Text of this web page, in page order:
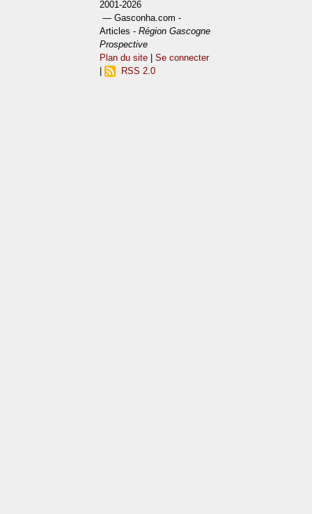
2001-2026
— Gasconha.com -
Articles -Région Gascogne
Prospective
Plan du site |Se connecter
RSS 2.0